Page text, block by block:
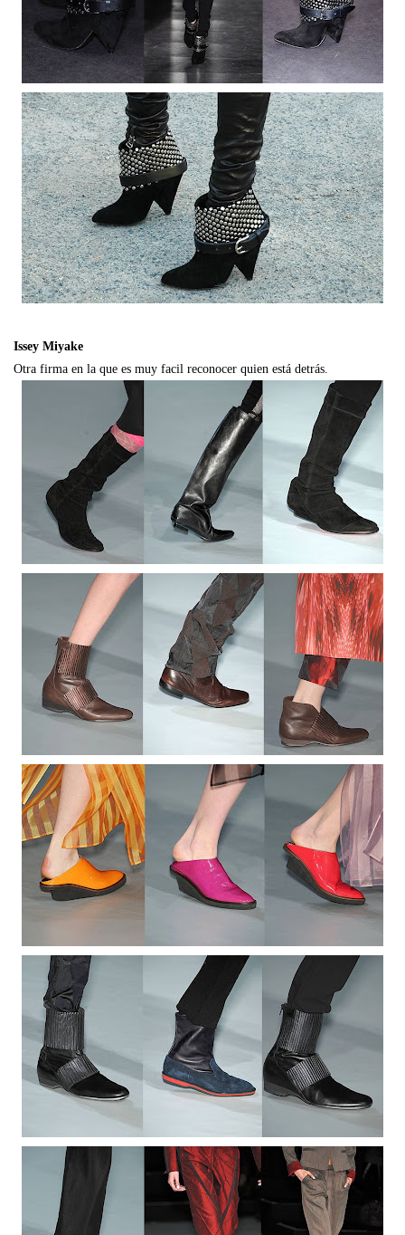
Issey Miyake
Otra firma en la que es muy facil reconocer quien está detrás.